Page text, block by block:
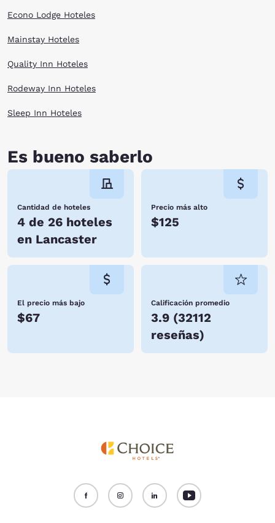
Econo Lodge Hoteles
Mainstay Hoteles
Quality Inn Hoteles
Rodeway Inn Hoteles
Sleep Inn Hoteles
Es bueno saberlo
Cantidad de hoteles
4 de 26 hoteles
en Lancaster
Precio más alto
$125
El precio más bajo
$67
Calificación promedio
3.9 (32112
reseñas)